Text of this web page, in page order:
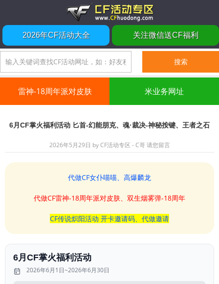
2026年CF活动大全 关注微信送CF福利
雷神-18周年派对皮肤 米业务网址
6月CF掌火福利活动 匕首-幻能朋克、魂·裁决-神秘按键、王者之石
2026年5月29日 byCF活动专区 - C哥 请您留言
代做CF女仆喵喵、高爆麟龙
代做CF雷神-18周年派对皮肤、双生烟雾弹-18周年
CF传说炽阳活动 开卡邀请码、代做邀请
6月CF掌火福利活动
2026年6月1日~2026年6月30日